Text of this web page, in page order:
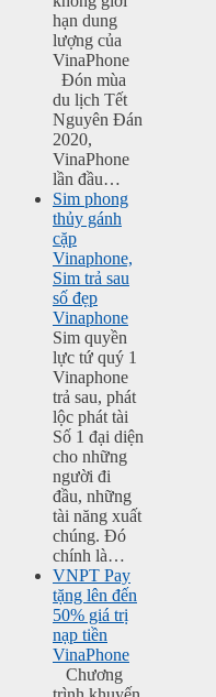
hạn dung
lượng của
VinaPhone
Đón mùa
du lịch Tết
Nguyên Đán
2020,
VinaPhone
lần đầu…
Sim phong
thủy gánh
cặp
Vinaphone,
Sim trả sau
số đẹp
Vinaphone
Sim quyền
lực tứ quý 1
Vinaphone
trả sau, phát
lộc phát tài
Số 1 đại diện
cho những
người đi
đầu, những
tài năng xuất
chúng. Đó
chính là…
VNPT Pay
tặng lên đến
50% giá trị
nạp tiền
VinaPhone
Chương